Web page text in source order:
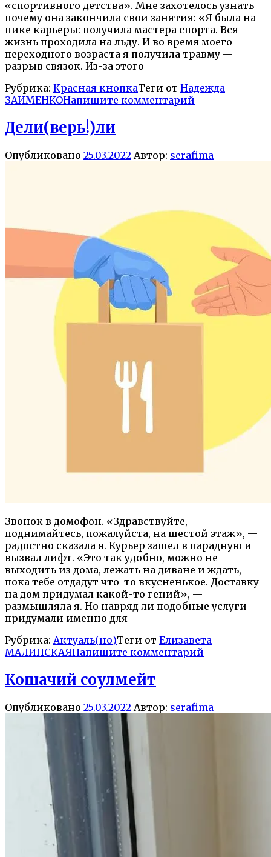
«спортивного детства». Мне захотелось узнать
почему она закончила свои занятия: «Я была на
пике карьеры: получила мастера спорта. Вся
жизнь проходила на льду. И во время моего
переходного возраста я получила травму —
разрыв связок. Из-за этого
Рубрика: Красная кнопкаТеги от Надежда
ЗАИМЕНКОНапишите комментарий
Дели(верь!)ли
Опубликовано 25.03.2022 Автор: serafima
Звонок в домофон. «Здравствуйте,
поднимайтесь, пожалуйста, на шестой этаж», —
радостно сказала я. Курьер зашел в парадную и
вызвал лифт. «Это так удобно, можно не
выходить из дома, лежать на диване и ждать,
пока тебе отдадут что-то вкусненькое. Доставку
на дом придумал какой-то гений», —
размышляла я. Но навряд ли подобные услуги
придумали именно для
Рубрика: Актуаль(но)Теги от Елизавета
МАЛИНСКАЯНапишите комментарий
Кошачий соулмейт
Опубликовано 25.03.2022 Автор: serafima